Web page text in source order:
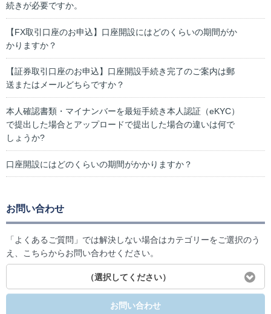
続きが必要ですか。
【FX取引口座のお申込】口座開設にはどのくらいの期間がか
かりますか？
【証券取引口座のお申込】口座開設手続き完了のご案内は郵
送またはメールどちらですか？
本人確認書類・マイナンバーを最短手続き本人認証（eKYC）
で提出した場合とアップロードで提出した場合の違いは何で
しょうか?
口座開設にはどのくらいの期間がかかりますか？
お問い合わせ
「よくあるご質問」では解決しない場合はカテゴリーをご選択のう
え、こちらからお問い合わせください。
（選択してください）
お問い合わせ